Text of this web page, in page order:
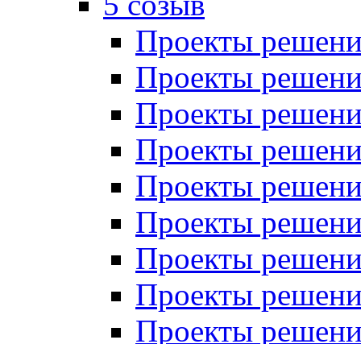
Проекты
Проекты
Проекты
Проекты
Проекты
Проекты
Проекты
Проекты
Проекты